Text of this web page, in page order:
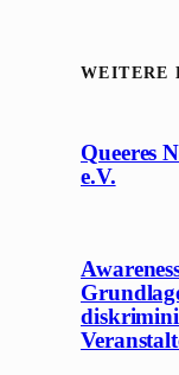
WEITERE
Queeres
e.V.